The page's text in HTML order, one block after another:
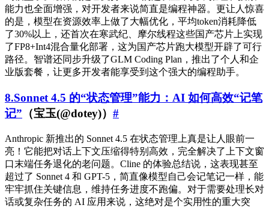
能力也全面增强，对开发者来说简直是编程神器。更让人惊喜
的是，模型在资源效率上做了大幅优化，平均token消耗降低
了30%以上，还首次在寒武纪、摩尔线程这些国产芯片上实现
了FP8+Int4混合量化部署，这为国产芯片跑大模型开辟了可行
路径。智谱还同步升级了GLM Coding Plan，推出了个人和企
业版套餐，让更多开发者能享受到这个强大的编程助手。
8.Sonnet 4.5 的“状态管理”能力：AI 如何高效“记笔
记” （宝玉(@dotey)） #
Anthropic 新推出的 Sonnet 4.5 在状态管理上真是让人眼前一
亮！它能把对话上下文压缩得特别高效，完全解决了上下文窗
口末端任务退化的老问题。Cline 的体验总结说，这表现甚至
超过了 Sonnet 4 和 GPT-5，简直像模型自己会记笔记一样，能
牢牢抓住关键信息，维持任务进度不跑偏。对于需要处理长对
话或复杂任务的 AI 应用来说，这绝对是个实用性的重大突